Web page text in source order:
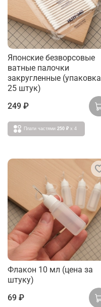
Японские безворсовые
ватные палочки
закругленные (упаковка
25 штук)
249 ₽
Плати частями 250 ₽ x 4
Флакон 10 мл (цена за
штуку)
69 ₽